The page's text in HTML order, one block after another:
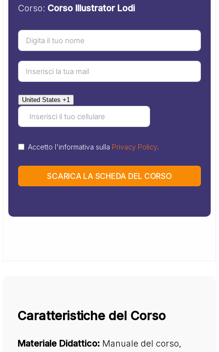
Corso: Corso Illustrator Lodi
United States +1
Accetto l'informativa sulla Privacy Policy.
SCARICA LA SCHEDA DEL CORSO
Caratteristiche del Corso
Materiale Didattico: Manuale del corso,